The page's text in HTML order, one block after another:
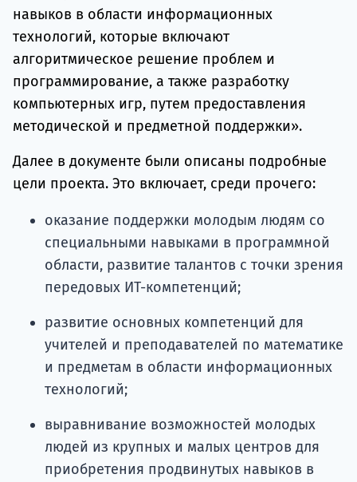
навыков в области информационных
технологий, которые включают
алгоритмическое решение проблем и
программирование, а также разработку
компьютерных игр, путем предоставления
методической и предметной поддержки».
Далее в документе были описаны подробные
цели проекта. Это включает, среди прочего:
оказание поддержки молодым людям со
специальными навыками в программной
области, развитие талантов с точки зрения
передовых ИТ-компетенций;
развитие основных компетенций для
учителей и преподавателей по математике
и предметам в области информационных
технологий;
выравнивание возможностей молодых
людей из крупных и малых центров для
приобретения продвинутых навыков в